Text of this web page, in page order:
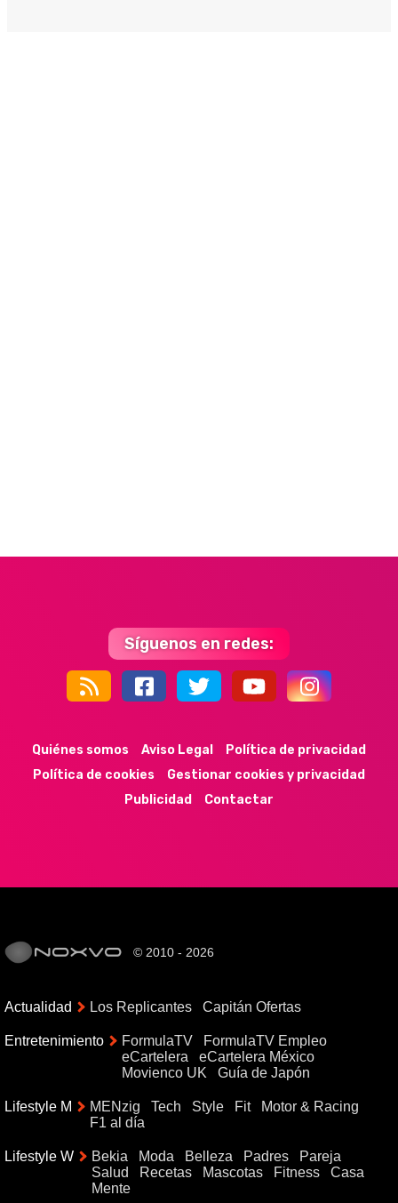
Síguenos en redes:
Quiénes somos Aviso Legal
Política de privacidad
Política de cookies
Gestionar cookies y privacidad
Publicidad
Contactar
© 2010 - 2026
Actualidad Los Replicantes Capitán Ofertas
Entretenimiento FormulaTV
FormulaTV Empleo
eCartelera
eCartelera México
Movienco UK
Guía de Japón
Lifestyle M MENzig Tech Style Fit
Motor & Racing
F1 al día
Lifestyle W Bekia Moda Belleza Padres
Pareja
Salud
Recetas Mascotas Fitness
Casa
Mente